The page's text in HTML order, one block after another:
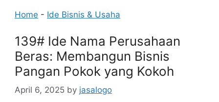
Home - Ide Bisnis & Usaha
139# Ide Nama Perusahaan
Beras: Membangun Bisnis
Pangan Pokok yang Kokoh
April 6, 2025 by jasalogo